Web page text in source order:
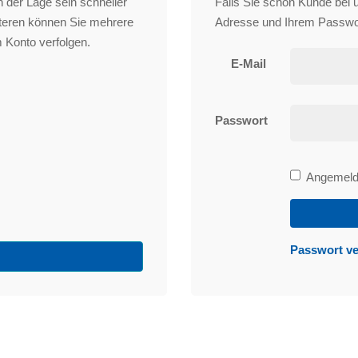
können Sie mehrere
Konto verfolgen.
Adresse und Ihrem
E-Mail
Passwort
Bleibe
Passwort